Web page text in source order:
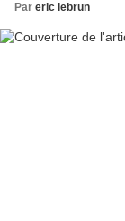
Par eric lebrun